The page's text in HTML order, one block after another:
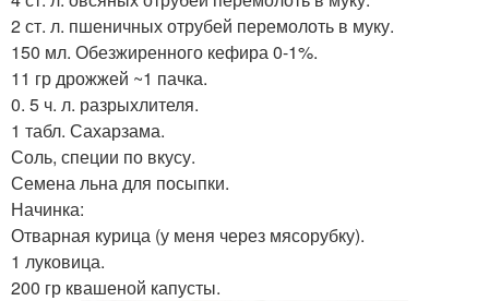
2 ст. л. пшеничных отрубей перемолоть в муку.
150 мл. Обезжиренного кефира 0-1%.
11 гр дрожжей ~1 пачка.
0. 5 ч. л. разрыхлителя.
1 табл. Сахарзама.
Соль, специи по вкусу.
Семена льна для посыпки.
Начинка:
Отварная курица (у меня через мясорубку).
1 луковица.
200 гр квашеной капусты.